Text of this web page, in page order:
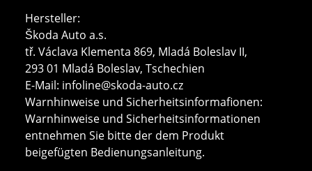
Hersteller:
Škoda Auto a.s.
tř. Václava Klementa 869, Mladá Boleslav II,
293 01 Mladá Boleslav, Tschechien
E-Mail: infoline@skoda-auto.cz
Warnhinweise und Sicherheitsinformafionen:
Warnhinweise und Sicherheitsinformationen
entnehmen Sie bitte der dem Produkt
beigefügten Bedienungsanleitung.